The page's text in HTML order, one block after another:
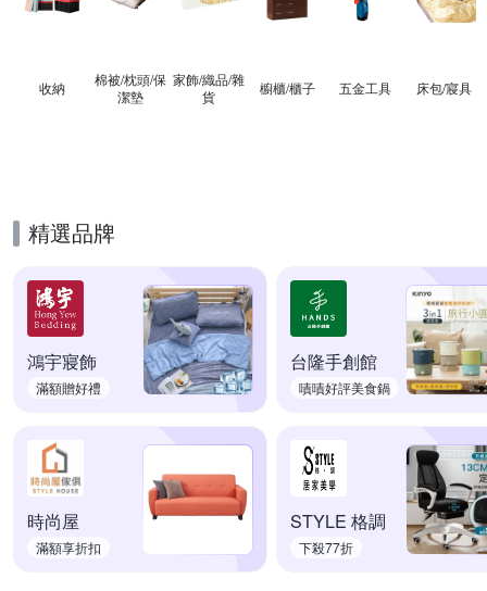
收納
棉被/枕頭/保
潔墊
家飾/織品/雜
貨
櫥櫃/櫃子 五金工具 床包/寢具
精選品牌
鴻宇寢飾
滿額贈好禮
台隆手創館
嘖嘖好評美食鍋
時尚屋
滿額享折扣
STYLE 格調
下殺77折